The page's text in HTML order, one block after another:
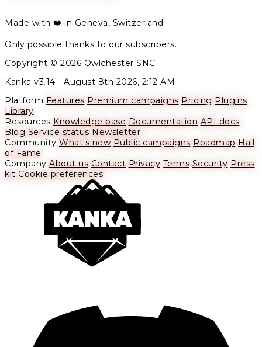
Made with ❤️ in Geneva, Switzerland
Only possible thanks to our subscribers.
Copyright © 2026 Owlchester SNC
Kanka v3.14 - August 8th 2026, 2:12 AM
Platform Features Premium campaigns Pricing Plugins
Library
Resources Knowledge base Documentation API docs
Blog Service status Newsletter
Community What's new Public campaigns Roadmap Hall
of Fame
Company About us Contact Privacy Terms Security Press
kit Cookie preferences